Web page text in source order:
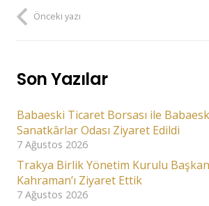
Önceki yazı
Son Yazılar
Babaeski Ticaret Borsası ile
Sanatkârlar Odası Ziyaret Edildi
7 Ağustos 2026
Trakya Birlik Yönetim Kurulu Başkan
Kahraman’ı Ziyaret Ettik
7 Ağustos 2026